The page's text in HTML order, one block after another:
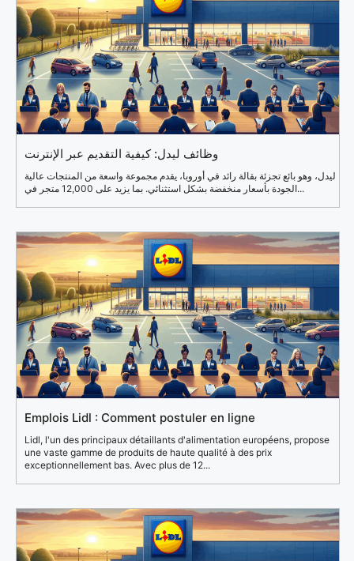
وظائف ليدل: كيفية التقديم عبر الإنترنت
ليدل، وهو بائع تجزئة بقالة رائد في أوروبا، يقدم مجموعة واسعة من المنتجات عالية
الجودة بأسعار منخفضة بشكل استثنائي. بما يزيد على 12,000 متجر في...
Emplois Lidl : Comment postuler en ligne
Lidl, l'un des principaux détaillants d'alimentation européens, propose
une vaste gamme de produits de haute qualité à des prix
exceptionnellement bas. Avec plus de 12...